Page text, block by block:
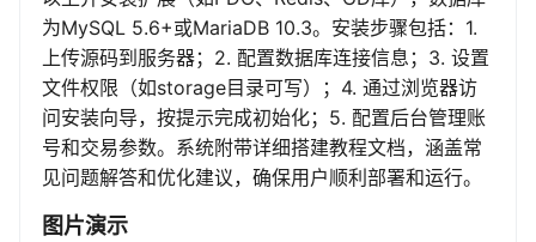
为MySQL 5.6+或MariaDB 10.3。安装步骤包括：1.
上传源码到服务器；2. 配置数据库连接信息；3. 设置
文件权限（如storage目录可写）；4. 通过浏览器访
问安装向导，按提示完成初始化；5. 配置后台管理账
号和交易参数。系统附带详细搭建教程文档，涵盖常
见问题解答和优化建议，确保用户顺利部署和运行。
图片演示